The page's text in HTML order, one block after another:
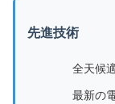
先進技術
全天候
最新の